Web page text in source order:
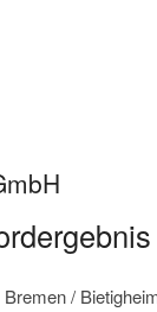
Bremen /